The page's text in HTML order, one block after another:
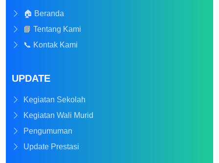
🏠 Beranda
📘 Tentang Kami
📞 Kontak Kami
UPDATE
Kegiatan Sekolah
Kegiatan Wali Murid
Pengumuman
Update Prestasi